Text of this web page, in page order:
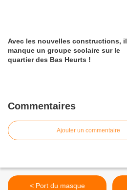
Avec les nouvelles constructions, il
manque un groupe scolaire sur le
quartier des Bas Heurts !
Commentaires
Ajouter un commentaire
< Port du masque